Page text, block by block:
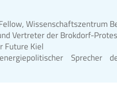
Wissenschaftszentrum
Vertreter der Brokdorf-
Future Kiel
Sprecher